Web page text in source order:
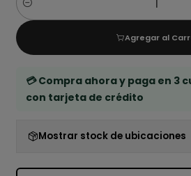
Cantidad
Agregar al
💳 Compra ahora y paga en 3
con tarjeta de crédito
Mostrar stock de ubicaciones